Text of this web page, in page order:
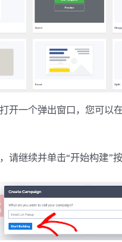
开一个弹出窗口，您可以
请继续并单击“开始构建”按